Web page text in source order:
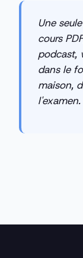
Une
cours
podcast,
dans le
maison,
l'examen.